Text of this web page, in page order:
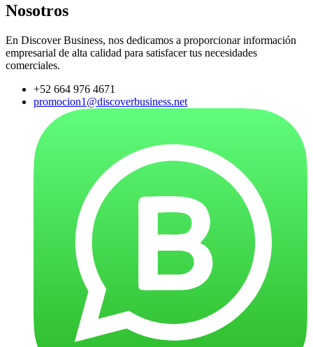
Nosotros
En Discover Business, nos dedicamos a proporcionar información
empresarial de alta calidad para satisfacer tus necesidades
comerciales.
+52 664 976 4671
promocion1@discoverbusiness.net